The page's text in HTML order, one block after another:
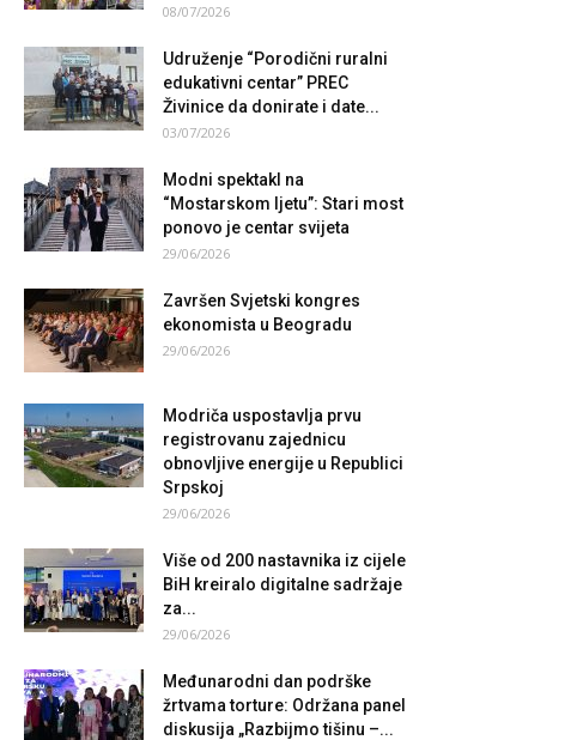
08/07/2026
Udruženje “Porodični ruralni
edukativni centar” PREC
Živinice da donirate i date...
03/07/2026
Modni spektakl na
“Mostarskom ljetu”: Stari most
ponovo je centar svijeta
29/06/2026
Završen Svjetski kongres
ekonomista u Beogradu
29/06/2026
Modriča uspostavlja prvu
registrovanu zajednicu
obnovljive energije u Republici
Srpskoj
29/06/2026
Više od 200 nastavnika iz cijele
BiH kreiralo digitalne sadržaje
za...
29/06/2026
Međunarodni dan podrške
žrtvama torture: Održana panel
diskusija „Razbijmo tišinu –...